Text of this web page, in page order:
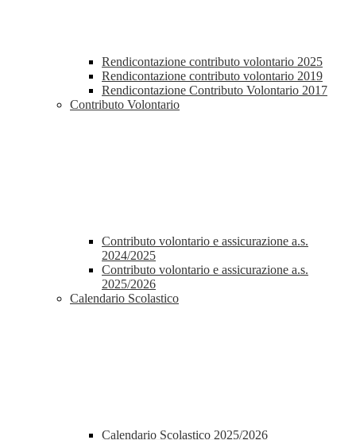
Rendicontazione contributo volontario 2025
Rendicontazione contributo volontario 2019
Rendicontazione Contributo Volontario 2017
Contributo Volontario
Contributo volontario e assicurazione a.s.
2024/2025
Contributo volontario e assicurazione a.s.
2025/2026
Calendario Scolastico
Calendario Scolastico 2025/2026